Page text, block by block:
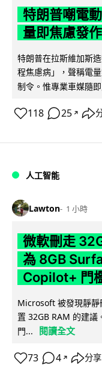
特朗普嘲電
量即焦慮發
特朗普在拉斯維加斯
程焦慮病」，聲稱電
制令。惟專業車媒隨
118 25 ↗
人工智能
Lawton 1 小時
微軟刪走
為 8GB
Copilot+ 門
Microsoft 被發現靜靜
置 32GB RAM 的建議
門...
閱讀全文
73 4 ↗ 分享